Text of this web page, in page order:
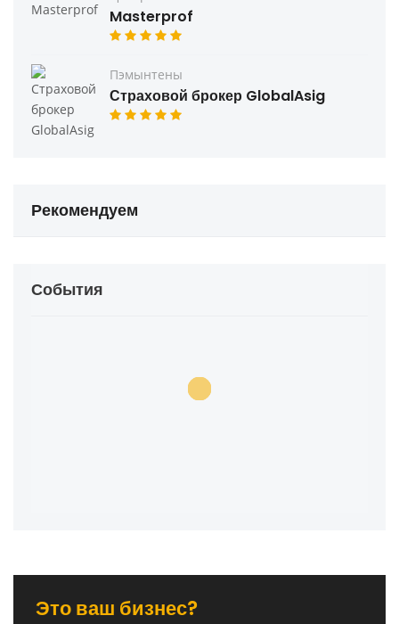
Masterprof
Пэмынтены
Страховой брокер GlobalAsig
Рекомендуем
События
Это ваш бизнес?